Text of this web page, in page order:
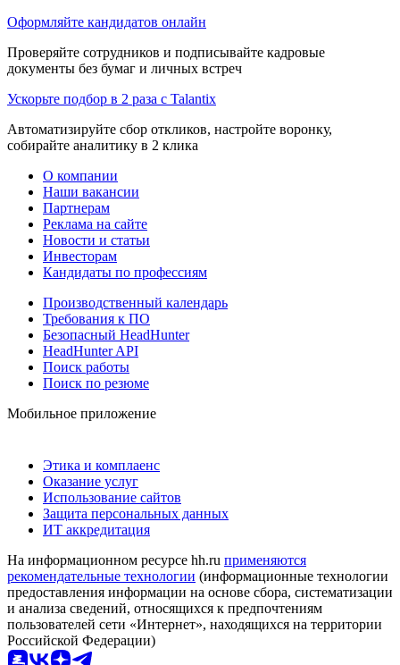
Оформляйте кандидатов онлайн
Проверяйте сотрудников и подписывайте кадровые
документы без бумаг и личных встреч
Ускорьте подбор в 2 раза с Talantix
Автоматизируйте сбор откликов, настройте воронку,
собирайте аналитику в 2 клика
О компании
Наши вакансии
Партнерам
Реклама на сайте
Новости и статьи
Инвесторам
Кандидаты по профессиям
Производственный календарь
Требования к ПО
Безопасный HeadHunter
HeadHunter API
Поиск работы
Поиск по резюме
Мобильное приложение
Этика и комплаенс
Оказание услуг
Использование сайтов
Защита персональных данных
ИТ аккредитация
На информационном ресурсе hh.ru применяются
рекомендательные технологии (информационные технологии
предоставления информации на основе сбора, систематизации
и анализа сведений, относящихся к предпочтениям
пользователей сети «Интернет», находящихся на территории
Российской Федерации)